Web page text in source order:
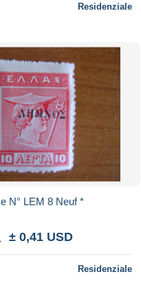
Residenziale
Grèce N° LEM 8 Neuf *
± 0,41 USD
Residenziale